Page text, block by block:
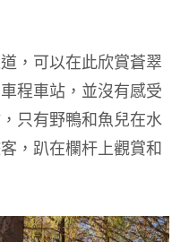
，可以在此欣賞蒼翠
程車站，並沒有感受
只有野鴨和魚兒在水
，趴在欄杆上觀賞和